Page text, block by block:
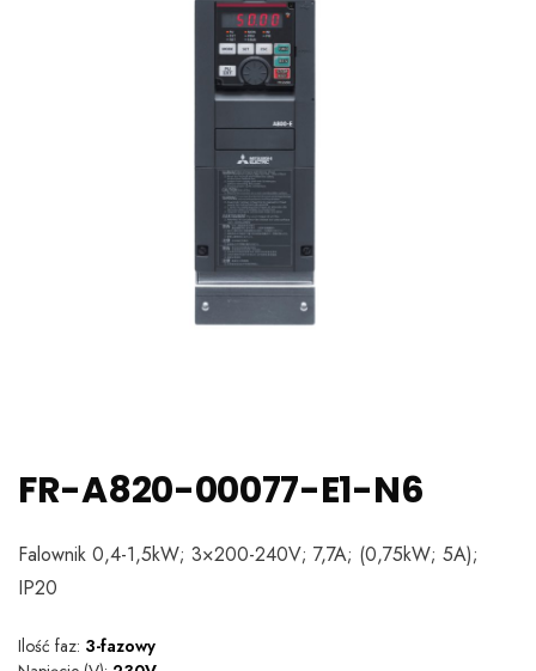
FR-A820-00077-E1-N6
Falownik 0,4-1,5kW; 3×200-240V; 7,7A; (0,75kW; 5A);
IP20
Ilość faz: 3-fazowy